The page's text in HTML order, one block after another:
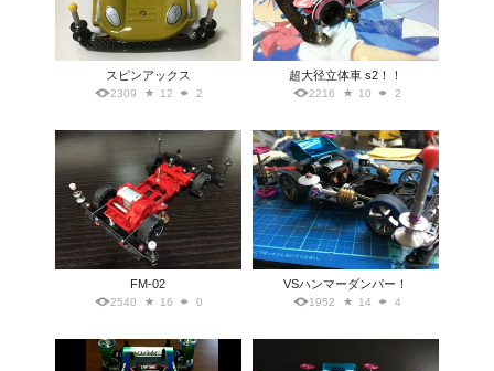
スピンアックス
2309 12 2
超大径立体車 s2！！
2216 10 2
FM-02
2540 16 0
VSハンマーダンパー！
1952 14 4